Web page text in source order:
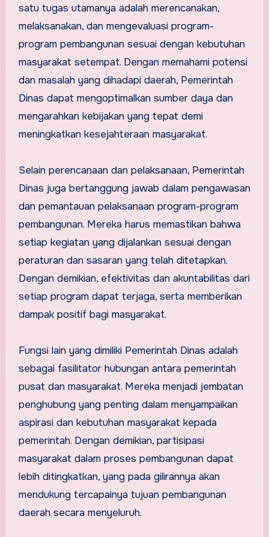
satu tugas utamanya adalah merencanakan,
melaksanakan, dan mengevaluasi program-
program pembangunan sesuai dengan kebutuhan
masyarakat setempat. Dengan memahami potensi
dan masalah yang dihadapi daerah, Pemerintah
Dinas dapat mengoptimalkan sumber daya dan
mengarahkan kebijakan yang tepat demi
meningkatkan kesejahteraan masyarakat.
Selain perencanaan dan pelaksanaan, Pemerintah
Dinas juga bertanggung jawab dalam pengawasan
dan pemantauan pelaksanaan program-program
pembangunan. Mereka harus memastikan bahwa
setiap kegiatan yang dijalankan sesuai dengan
peraturan dan sasaran yang telah ditetapkan.
Dengan demikian, efektivitas dan akuntabilitas dari
setiap program dapat terjaga, serta memberikan
dampak positif bagi masyarakat.
Fungsi lain yang dimiliki Pemerintah Dinas adalah
sebagai fasilitator hubungan antara pemerintah
pusat dan masyarakat. Mereka menjadi jembatan
penghubung yang penting dalam menyampaikan
aspirasi dan kebutuhan masyarakat kepada
pemerintah. Dengan demikian, partisipasi
masyarakat dalam proses pembangunan dapat
lebih ditingkatkan, yang pada gilirannya akan
mendukung tercapainya tujuan pembangunan
daerah secara menyeluruh.